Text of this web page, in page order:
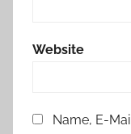
Website
Name, E-